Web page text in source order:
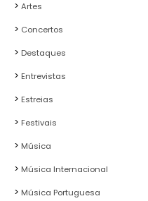
Artes
Concertos
Destaques
Entrevistas
Estreias
Festivais
Música
Música Internacional
Música Portuguesa